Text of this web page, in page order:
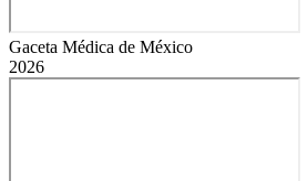
Gaceta Médica de México
2026